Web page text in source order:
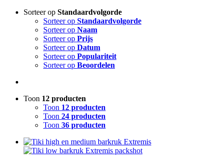
Sorteer op Standaardvolgorde
Sorteer op Standaardvolgorde
Sorteer op Naam
Sorteer op Prijs
Sorteer op Datum
Sorteer op Populariteit
Sorteer op Beoordelen
Toon 12 producten
Toon 12 producten
Toon 24 producten
Toon 36 producten